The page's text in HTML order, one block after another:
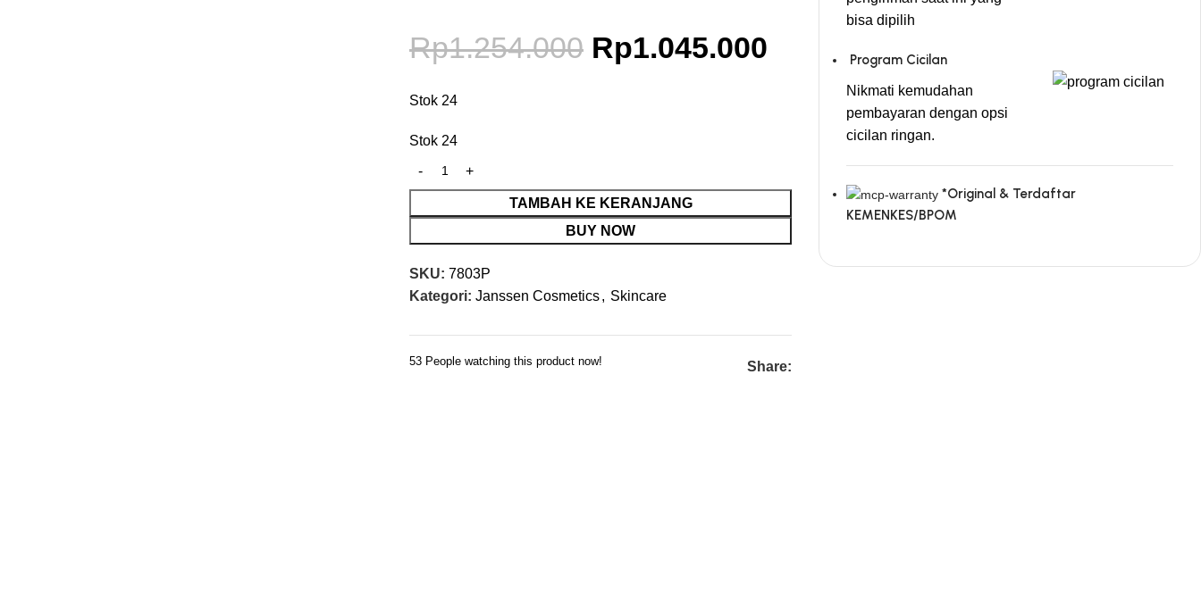
Rp1.254.000 Rp1.045.000
Stok 24
Stok 24
TAMBAH KE KERANJANG
BUY NOW
SKU: 7803P
Kategori: Janssen Cosmetics, Skincare
53 People watching this product now! Share:
bisa dipilih
Program Cicilan
Nikmati kemudahan
pembayaran dengan opsi
cicilan ringan.
*Original & Terdaftar
KEMENKES/BPOM